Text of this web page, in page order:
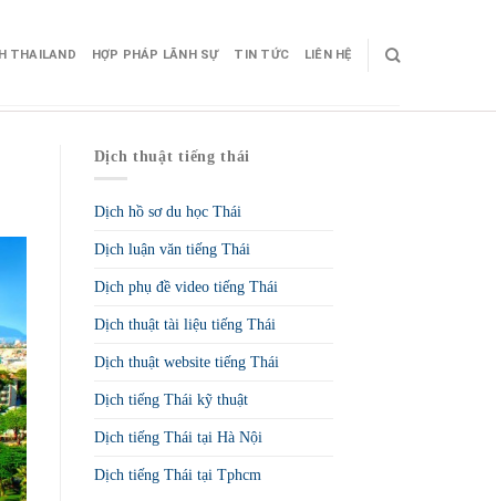
THAILAND HỢP PHÁP LÃNH SỰ TIN TỨC LIÊN HỆ
Dịch thuật tiếng thái
Dịch hồ sơ du học Thái
Dịch luận văn tiếng Thái
Dịch phụ đề video tiếng Thái
Dịch thuật tài liệu tiếng Thái
Dịch thuật website tiếng Thái
Dịch tiếng Thái kỹ thuật
Dịch tiếng Thái tại Hà Nội
Dịch tiếng Thái tại Tphcm